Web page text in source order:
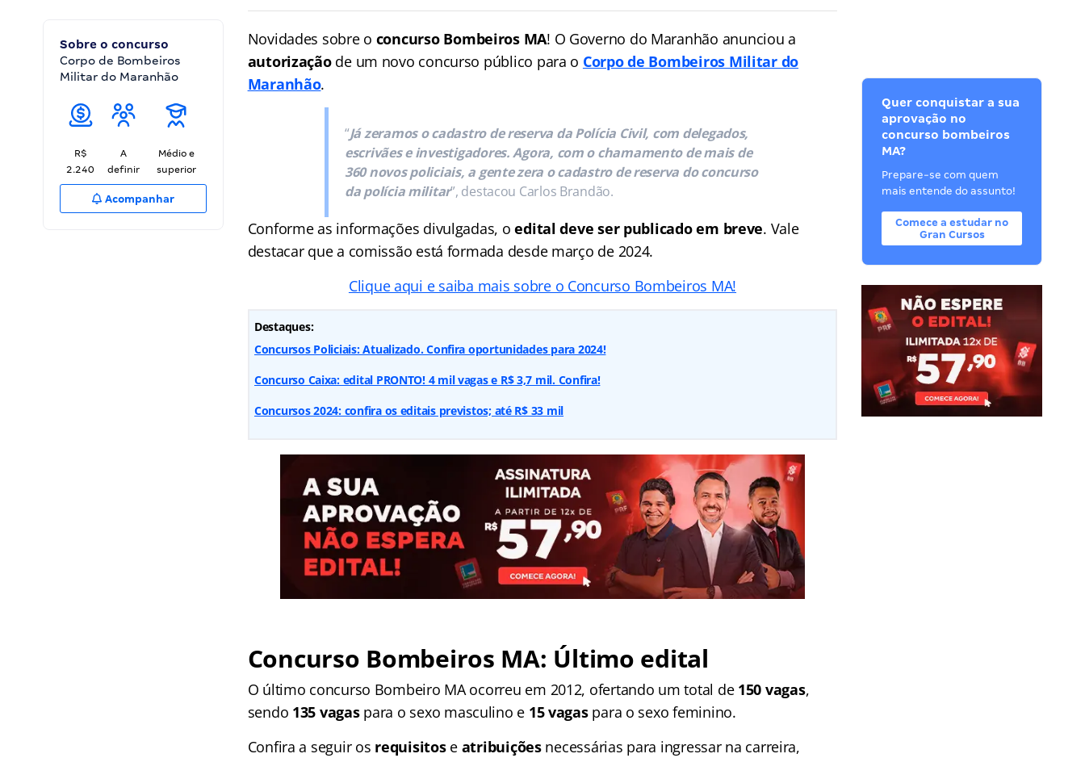
Sobre o concurso
Corpo de Bombeiros
Militar do Maranhão
R$
2.240
A
definir
Médio e
superior
Acompanhar
Novidades sobre o concurso Bombeiros MA! O Governo do Maranhão anunciou a
autorizaçãode um novo concurso público para o Corpo de Bombeiros Militar do
Maranhão.
“Já zeramos o cadastro de reserva da Polícia Civil, com delegados,
escrivães e investigadores. Agora, com o chamamento de mais de
360 novos policiais, a gente zera o cadastro de reserva do concurso
da polícia militar”, destacou Carlos Brandão.
Conforme as informações divulgadas, oedital deve ser publicado em breve. Vale
destacar que a comissão está formada desde março de 2024.
Clique aqui e saiba mais sobre o Concurso Bombeiros MA!
Destaques:
Concursos Policiais: Atualizado. Confira oportunidades para 2024!
Concurso Caixa: edital PRONTO! 4 mil vagas e R$ 3,7 mil. Confira!
Concursos 2024: confira os editais previstos; até R$ 33 mil
Concurso Bombeiros MA: Último edital
O último concurso Bombeiro MA ocorreu em 2012, ofertando um total de150 vagas,
sendo 135 vagaspara o sexo masculino e 15 vagaspara o sexo feminino.
Confira a seguir os requisitose atribuiçõesnecessárias para ingressar na carreira,
Quer conquistar a sua
aprovação no
concurso bombeiros
MA?
Prepare-se com quem
mais entende do assunto!
Comece a estudar no
Gran Cursos